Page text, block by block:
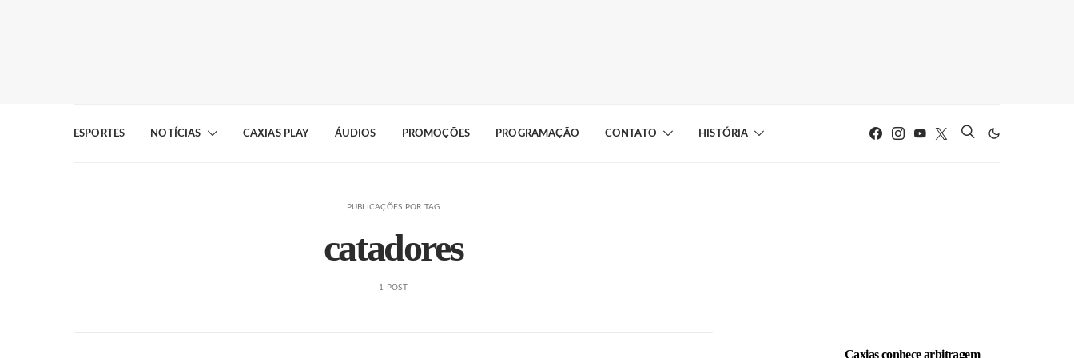
ESPORTES NOTÍCIAS CAXIAS PLAY ÁUDIOS PROMOÇÕES PROGRAMAÇÃO CONTATO HISTÓRIA
PUBLICAÇÕES POR TAG
catadores
1 POST
Caxias conhece arbitragem